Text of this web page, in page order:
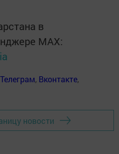
в
MАХ:
Телеграм, Вконтакте,
новости